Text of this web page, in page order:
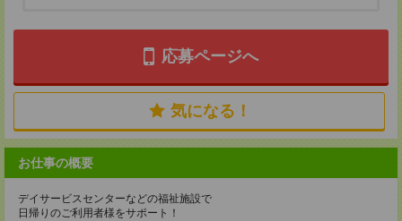
応募ページへ
気になる！
お仕事の概要
デイサービスセンターなどの福祉施設で
日帰りのご利用者様をサポート！